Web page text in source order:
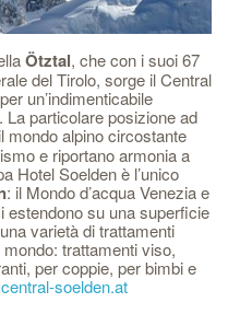
Ötztal, che con i suoi 67
del Tirolo, sorge il Central
un’indimenticabile
particolare posizione ad
mondo alpino circostante
e riportano armonia a
Hotel Soelden è l’unico
: il Mondo d’acqua Venezia e
estendono su una superficie
varietà di trattamenti
trattamenti viso,
per coppie, per bimbi e
soelden.at